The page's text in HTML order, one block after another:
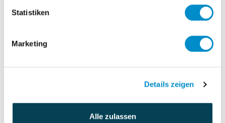
Statistiken
Marketing
Details zeigen
Alle zulassen
umfassen dabei alle Branchen –
dieAutomotive-Industrie